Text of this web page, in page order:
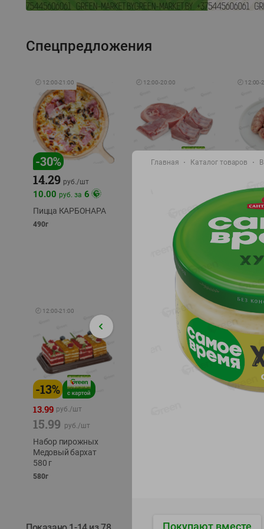
Спецпредложения
🕘 12:00-21:00
-30%
14.29 руб./шт
10.00 руб. за 6
Пицца КАРБОНАРА
490г
🕘 12:00-20:00
полуфабрикат,
охлажденный 1 кг
фасовка: 1-2кг
🕘 12:00-
-17%
11.99
охлажд
🕘 12:00-21:00
-13%
13.99 руб./шт
15.99 руб./шт
Набор пирожных
Медовый бархат
580 г
580г
-24%
Главная Каталог товаров
Покупают вместе